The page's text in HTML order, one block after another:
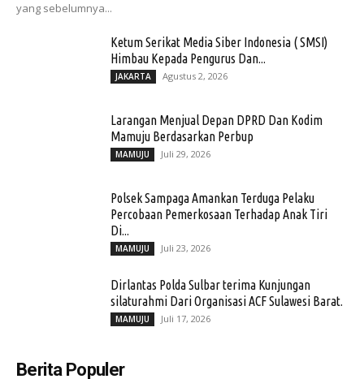
yang sebelumnya...
Ketum Serikat Media Siber Indonesia ( SMSI)
Himbau Kepada Pengurus Dan...
JAKARTA Agustus 2, 2026
Larangan Menjual Depan DPRD Dan Kodim
Mamuju Berdasarkan Perbup
MAMUJU Juli 29, 2026
Polsek Sampaga Amankan Terduga Pelaku
Percobaan Pemerkosaan Terhadap Anak Tiri
Di...
MAMUJU Juli 23, 2026
Dirlantas Polda Sulbar terima Kunjungan
silaturahmi Dari Organisasi ACF Sulawesi Barat.
MAMUJU Juli 17, 2026
Berita Populer